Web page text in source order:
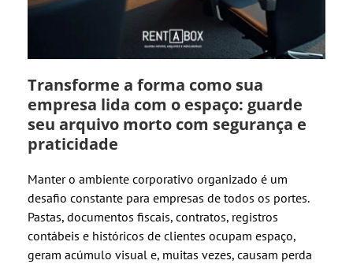
Transforme a forma como sua
empresa lida com o espaço: guarde
seu arquivo morto com segurança e
praticidade
Manter o ambiente corporativo organizado é um
desafio constante para empresas de todos os portes.
Pastas, documentos fiscais, contratos, registros
contábeis e históricos de clientes ocupam espaço,
geram acúmulo visual e, muitas vezes, causam perda